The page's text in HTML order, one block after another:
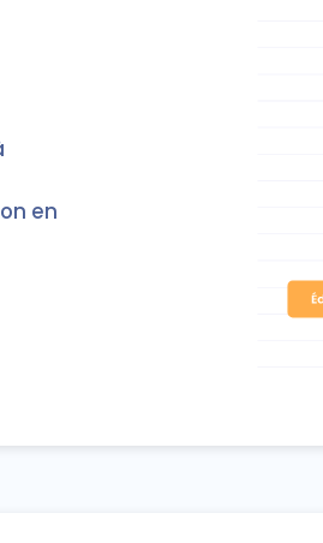
en